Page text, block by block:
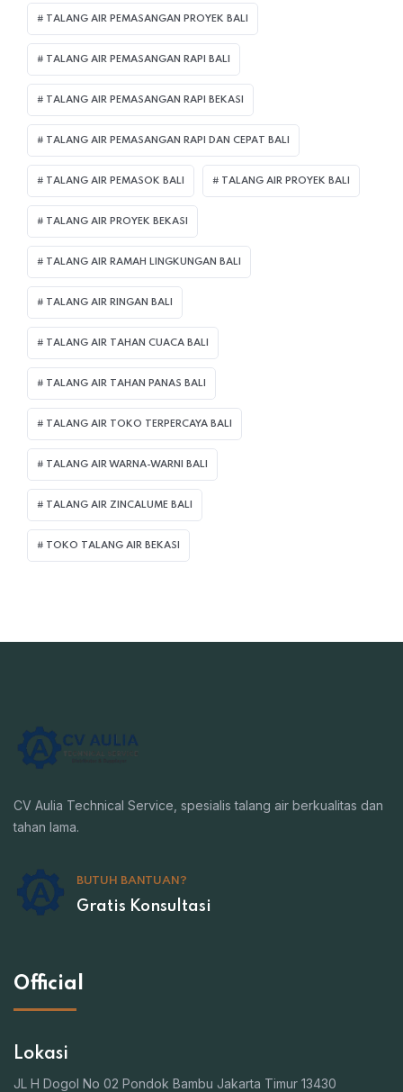
TALANG AIR PEMASANGAN PROYEK BALI
TALANG AIR PEMASANGAN RAPI BALI
TALANG AIR PEMASANGAN RAPI BEKASI
TALANG AIR PEMASANGAN RAPI DAN CEPAT BALI
TALANG AIR PEMASOK BALI TALANG AIR PROYEK BALI
TALANG AIR PROYEK BEKASI
TALANG AIR RAMAH LINGKUNGAN BALI
TALANG AIR RINGAN BALI
TALANG AIR TAHAN CUACA BALI
TALANG AIR TAHAN PANAS BALI
TALANG AIR TOKO TERPERCAYA BALI
TALANG AIR WARNA-WARNI BALI
TALANG AIR ZINCALUME BALI
TOKO TALANG AIR BEKASI
CV Aulia Technical Service, spesialis talang air berkualitas dan
tahan lama.
BUTUH BANTUAN?
Gratis Konsultasi
Official
Lokasi
JL H Dogol No 02 Pondok Bambu Jakarta Timur 13430